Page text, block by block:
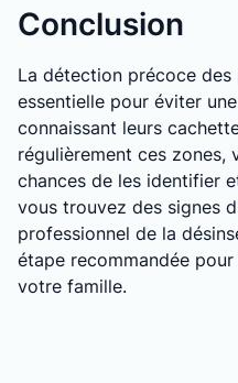
Conclusion
La détection précoce des
essentielle pour éviter
connaissant leurs
régulièrement ces zones,
chances de les identifier
vous trouvez des signes
professionnel de la
étape recommandée
votre famille.